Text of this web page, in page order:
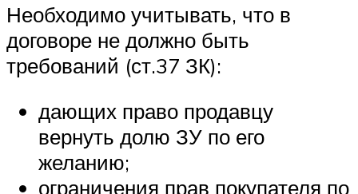
Необходимо учитывать, что в
договоре не должно быть
требований (ст.37 ЗК):
дающих право продавцу
вернуть долю ЗУ по его
желанию;
ограничения прав покупателя по